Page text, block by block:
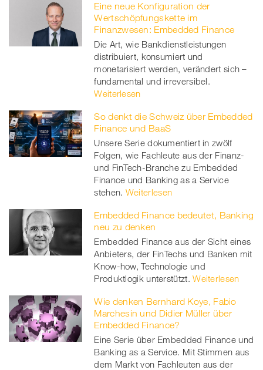
Facebook
on
twitt
er
linkedinXing
Eine neue Konfiguration der
Wertschöpfungskette im
Finanzwesen: Embedded Finance
Die Art, wie Bankdienstleistungen
distribuiert, konsumiert und
monetarisiert werden, verändert sich –
fundamental und irreversibel.
Weiterlesen
So denkt die Schweiz über Embedded
Finance und BaaS
Unsere Serie dokumentiert in zwölf
Folgen, wie Fachleute aus der Finanz-
und FinTech-Branche zu Embedded
Finance und Banking as a Service
stehen. Weiterlesen
Embedded Finance bedeutet, Banking
neu zu denken
Embedded Finance aus der Sicht eines
Anbieters, der FinTechs und Banken mit
Know-how, Technologie und
Produktlogik unterstützt. Weiterlesen
Wie denken Bernhard Koye, Fabio
Marchesin und Didier Müller über
Embedded Finance?
Eine Serie über Embedded Finance und
Banking as a Service. Mit Stimmen aus
dem Markt von Fachleuten aus der